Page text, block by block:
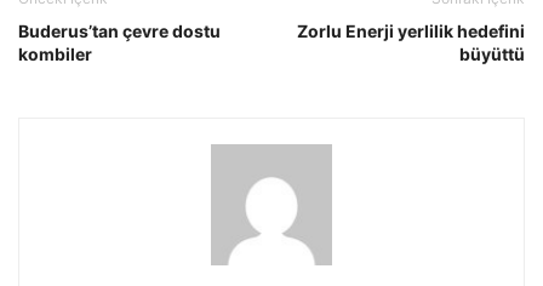
Buderus’tan çevre dostu
kombiler
Zorlu Enerji yerlilik hedefini
büyüttü